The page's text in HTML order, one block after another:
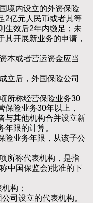
内设立的外资保险
2亿元人民币或者其等
生效后2年内缴足；未
其开展新业务的申请，
或者营运资金应当
后，外国保险公司
称经营保险业务30
保险业务30年以上，
与其他机构合并设立新
年限的计算。
业务年限，从该子公
称代表机构，是指
中国保监会)批准的下
构；
设立的代表机构。